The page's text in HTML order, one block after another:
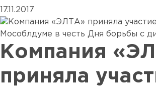
17.11.2017
Компания
приняла